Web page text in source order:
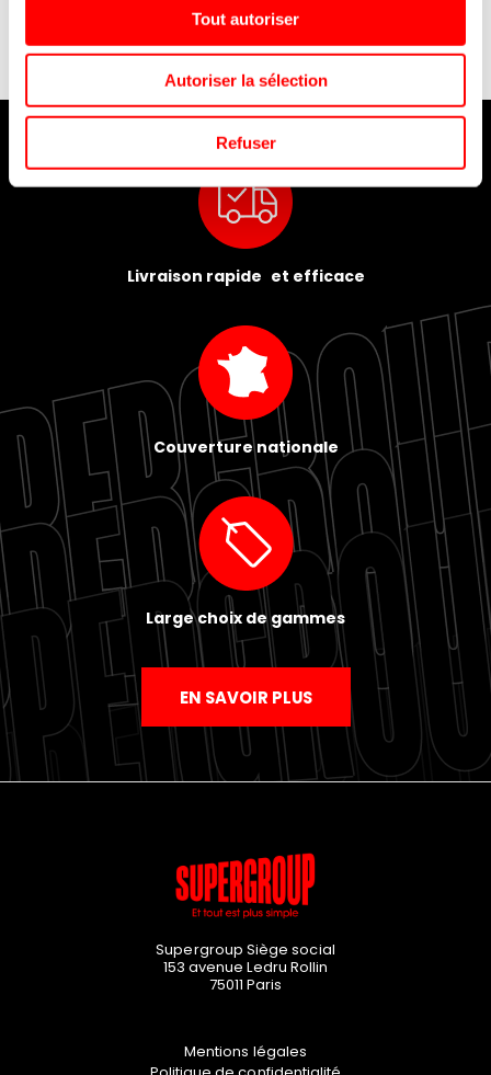
Tout autoriser
Autoriser la sélection
Refuser
Livraison rapide et efficace
Couverture nationale
Large choix de gammes
EN SAVOIR PLUS
Supergroup Siège social
153 avenue Ledru Rollin
75011 Paris
Mentions légales